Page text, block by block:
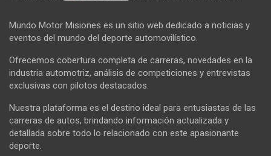
Mundo Motor Misiones es un sitio web dedicado a noticias y
eventos del mundo del deporte automovilístico.
Ofrecemos cobertura completa de carreras, novedades en la
industria automotriz, análisis de competiciones y entrevistas
exclusivas con pilotos destacados.
Nuestra plataforma es el destino ideal para entusiastas de las
carreras de autos, brindando información actualizada y
detallada sobre todo lo relacionado con este apasionante
deporte.